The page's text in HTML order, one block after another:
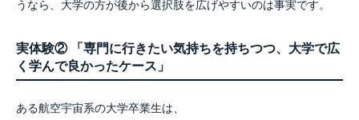
うなら、大学の方が後から選択肢を広げやすいのは事実です。
実体験② 「専門に行きたい気持ちを持ちつつ、大学で広
く学んで良かったケース」
ある航空宇宙系の大学卒業生は、